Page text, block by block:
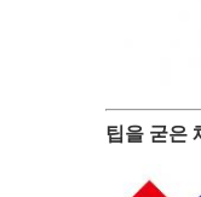
팁을 굳은